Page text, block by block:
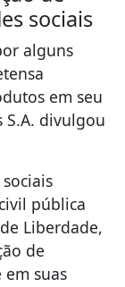
sociais
alguns
em seu
S.A. divulgou
pública
Liberdade,
de
suas